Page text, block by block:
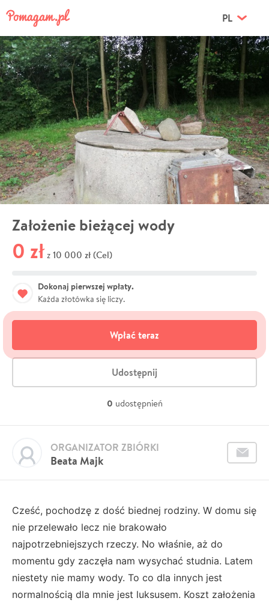
PL
Założenie bieżącej wody
0 zł z 10 000 zł (Cel)
Dokonaj pierwszej wpłaty.
Każda złotówka się liczy.
Wpłać teraz
Udostępnij
0 udostępnień
Beata Majk
ORGANIZATOR ZBIÓRKI
Cześć, pochodzę z dość biednej rodziny. W domu się
nie przelewało lecz nie brakowało
najpotrzebniejszych rzeczy. No właśnie, aż do
momentu gdy zaczęła nam wysychać studnia. Latem
niestety nie mamy wody. To co dla innych jest
normalnością dla mnie jest luksusem. Koszt założenia